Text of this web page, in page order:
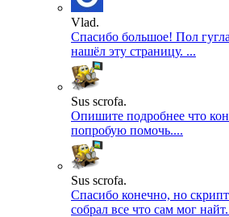
Vlad.
Спасибо большое! Пол
нашёл эту страницу. ...
Sus scrofa.
Опишите подробнее что
попробую помочь....
Sus scrofa.
Спасибо конечно, но
собрал все что сам мог